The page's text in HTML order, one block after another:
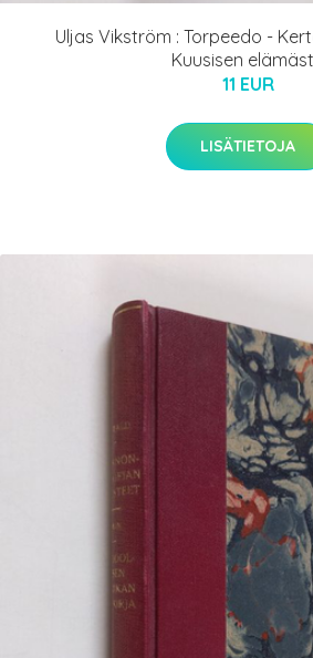
Uljas Vikström : Torpeedo -
Kuusisen
11 EUR
LISÄTIETOJA